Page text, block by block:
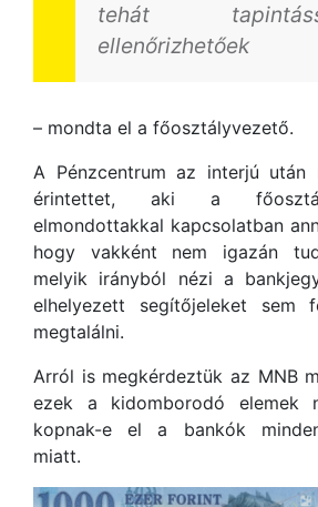
tehát
ellenőrizhetőek
– mondta el a főosztályvezető.
A Pénzcentrum az interjú után
érintettet, aki a
elmondottakkal kapcsolatban
hogy vakként nem igazán
melyik irányból nézi a
elhelyezett segítőjeleket sem
megtalálni.
Arról is megkérdeztük az MNB
ezek a kidomborodó elemek
kopnak-e el a bankók
miatt.